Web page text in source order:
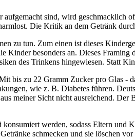
sind, wird geschmacklich
Die Kritik an dem Getränk
zu tun. Zum einen ist dieses
Kinder besonders an. Dieses
des Trinkens hingewiesen. Statt
bis zu 22 Gramm Zucker pro Glas
wie z. B. Diabetes führen.
meiner Sicht nicht ausreichend.
konsumiert werden, sodass Eltern
schmecken und sie löschen